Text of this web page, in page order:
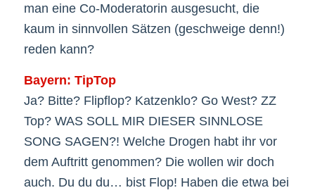
man eine Co-Moderatorin ausgesucht, die
kaum in sinnvollen Sätzen (geschweige denn!)
reden kann?
Bayern: TipTop
Ja? Bitte? Flipflop? Katzenklo? Go West? ZZ
Top? WAS SOLL MIR DIESER SINNLOSE
SONG SAGEN?! Welche Drogen habt ihr vor
dem Auftritt genommen? Die wollen wir doch
auch. Du du du… bist Flop! Haben die etwa bei